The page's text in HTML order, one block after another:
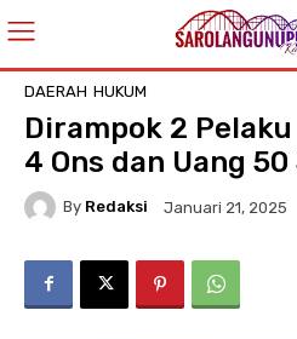
DAERAH HUKUM
Dirampok 2
4 Ons dan Uang
By Redaksi Januari 21, 2025